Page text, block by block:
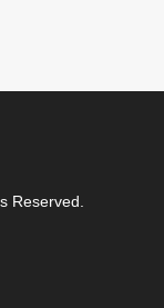
Reserved.